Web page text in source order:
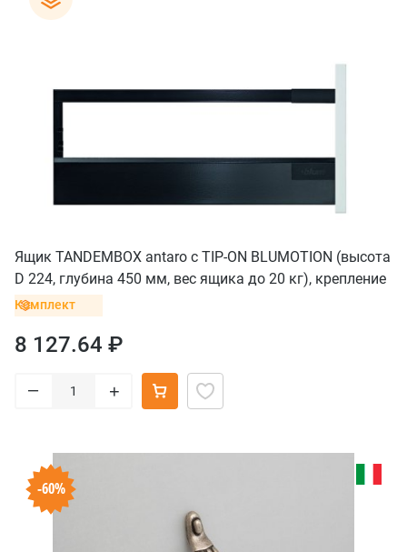
Ящик TANDEMBOX antaro с TIP-ON BLUMOTION (высота
D 224, глубина 450 мм, вес ящика до 20 кг), крепление
INSERTA, черный
Комплект
8 127.64 ₽
– +
-60%